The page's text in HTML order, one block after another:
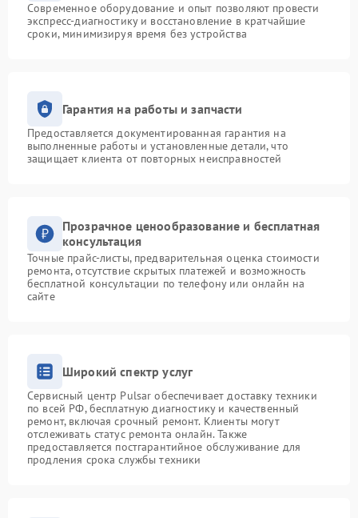
Современное оборудование и опыт позволяют провести
экспресс-диагностику и восстановление в кратчайшие
сроки, минимизируя время без устройства
Гарантия на работы и запчасти
Предоставляется документированная гарантия на
выполненные работы и установленные детали, что
защищает клиента от повторных неисправностей
Прозрачное ценообразование и бесплатная
консультация
Точные прайс-листы, предварительная оценка стоимости
ремонта, отсутствие скрытых платежей и возможность
бесплатной консультации по телефону или онлайн на
сайте
Широкий спектр услуг
Сервисный центр Pulsar обеспечивает доставку техники
по всей РФ, бесплатную диагностику и качественный
ремонт, включая срочный ремонт. Клиенты могут
отслеживать статус ремонта онлайн. Также
предоставляется постгарантийное обслуживание для
продления срока службы техники